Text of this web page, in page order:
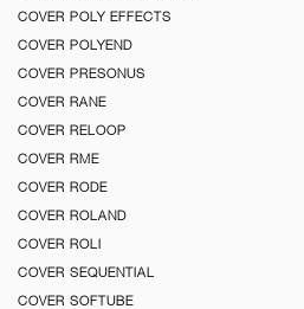
COVER POLY EFFECTS
COVER POLYEND
COVER PRESONUS
COVER RANE
COVER RELOOP
COVER RME
COVER RODE
COVER ROLAND
COVER ROLI
COVER SEQUENTIAL
COVER SOFTUBE